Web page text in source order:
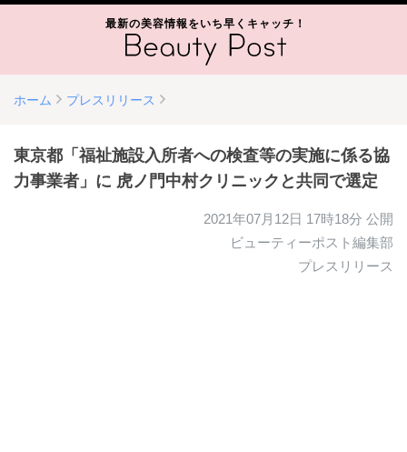
最新の美容情報をいち早くキャッチ！
ホーム プレスリリース
東京都「福祉施設入所者への検査等の実施に係る協
力事業者」に 虎ノ門中村クリニックと共同で選定
2021年07月12日 17時18分 公開
ビューティーポスト編集部
プレスリリース